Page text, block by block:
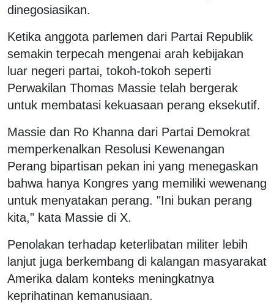
dinegosiasikan.
Ketika anggota parlemen dari Partai Republik
semakin terpecah mengenai arah kebijakan
luar negeri partai, tokoh-tokoh seperti
Perwakilan Thomas Massie telah bergerak
untuk membatasi kekuasaan perang eksekutif.
Massie dan Ro Khanna dari Partai Demokrat
memperkenalkan Resolusi Kewenangan
Perang bipartisan pekan ini yang menegaskan
bahwa hanya Kongres yang memiliki wewenang
untuk menyatakan perang. "Ini bukan perang
kita," kata Massie di X.
Penolakan terhadap keterlibatan militer lebih
lanjut juga berkembang di kalangan masyarakat
Amerika dalam konteks meningkatnya
keprihatinan kemanusiaan.